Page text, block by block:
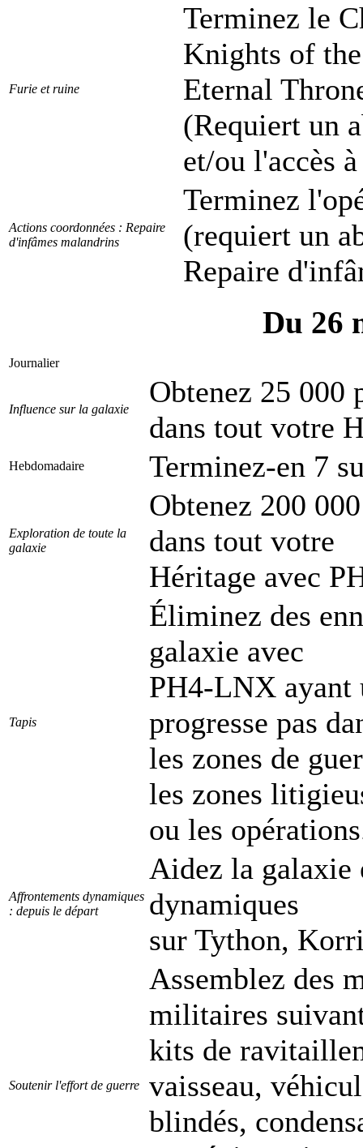
Furie et ruine
Terminez le
Knights of the
Eternal
(Requiert un
et/ou l'accès
Actions coordonnées : Repaire
d'infâmes malandrins
Terminez
(requiert un
Repaire
Du 26
Journalier
Influence sur la galaxie
Obtenez 25 000
dans tout votre
Hebdomadaire Terminez-en 7
Exploration de toute la
galaxie
Obtenez 200
dans tout votre
Héritage avec
Tapis
Éliminez des
galaxie avec
PH4-LNX ayant
progresse pas
les zones de
les zones
ou les
Affrontements dynamiques
: depuis le départ
Aidez la galaxie
dynamiques
sur Tython,
Soutenir l'effort de guerre
Assemblez des
militaires
kits de
vaisseau,
blindés,